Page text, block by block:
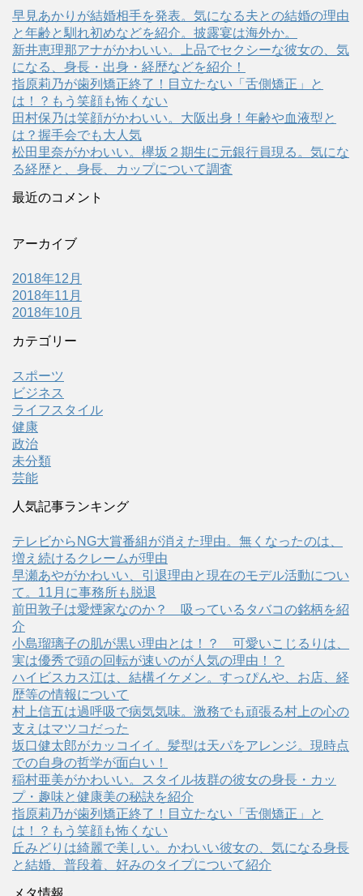
早見あかりが結婚相手を発表。気になる夫との結婚の理由
と年齢と馴れ初めなどを紹介。披露宴は海外か。
新井恵理那アナがかわいい。上品でセクシーな彼女の、気
になる、身長・出身・経歴などを紹介！
指原莉乃が歯列矯正終了！目立たない「舌側矯正」と
は！？もう笑顔も怖くない
田村保乃は笑顔がかわいい。大阪出身！年齢や血液型と
は？握手会でも大人気
松田里奈がかわいい。欅坂２期生に元銀行員現る。気にな
る経歴と、身長、カップについて調査
最近のコメント
アーカイブ
2018年12月
2018年11月
2018年10月
カテゴリー
スポーツ
ビジネス
ライフスタイル
健康
政治
未分類
芸能
人気記事ランキング
テレビからNG大賞番組が消えた理由。無くなったのは、
増え続けるクレームが理由
早瀬あやがかわいい、引退理由と現在のモデル活動につい
て。11月に事務所も脱退
前田敦子は愛煙家なのか？ 吸っているタバコの銘柄を紹
介
小島瑠璃子の肌が黒い理由とは！？ 可愛いこじるりは、
実は優秀で頭の回転が速いのが人気の理由！？
ハイビスカス江は、結構イケメン。すっぴんや、お店、経
歴等の情報について
村上信五は過呼吸で病気気味。激務でも頑張る村上の心の
支えはマツコだった
坂口健太郎がカッコイイ。髪型は天パをアレンジ。現時点
での自身の哲学が面白い！
稲村亜美がかわいい。スタイル抜群の彼女の身長・カッ
プ・趣味と健康美の秘訣を紹介
指原莉乃が歯列矯正終了！目立たない「舌側矯正」と
は！？もう笑顔も怖くない
丘みどりは綺麗で美しい。かわいい彼女の、気になる身長
と結婚、普段着、好みのタイプについて紹介